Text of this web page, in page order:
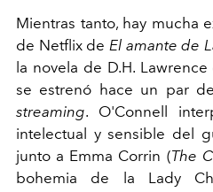
Mientras tanto, hay mucha
de Netflix de El amante de
la novela de D.H.
se estrenó hace un par
streaming. O'Connell
intelectual y sensible del
junto a Emma Corrin (The
bohemia de la Lady